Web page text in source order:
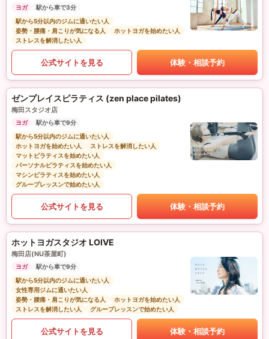
ヨガ
駅から車で3分
駅から5分以内のジムに通いたい人
姿勢・腰痛・肩こりが気になる人
ホットヨガを始めたい人
ストレスを解消したい人
公式サイトを見る 体験・相談予約
ゼンプレイスピラティス (zen place pilates)
梅田スタジオ店
ヨガ
駅から車で9分
駅から5分以内のジムに通いたい人
ホットヨガを始めたい人
ストレスを解消したい人
マットピラティスを始めたい人
パーソナルピラティスを始めたい人
マシンピラティスを始めたい人
グループレッスンで始めたい人
公式サイトを見る 体験・相談予約
ホットヨガスタジオ LOIVE
梅田店(NU茶屋町)
ヨガ
駅から車で9分
駅から5分以内のジムに通いたい人
女性専用ジムに通いたい人
姿勢・腰痛・肩こりが気になる人
ホットヨガを始めたい人
ストレスを解消したい人
グループレッスンで始めたい人
公式サイトを見る 体験・相談予約